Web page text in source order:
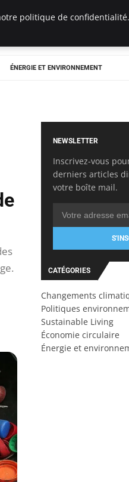
ÉNERGIE ET ENVIRONNEMENT
NEWSLETTER
Inscrivez-vous
derniers articles
votre boîte mail.
CATÉGORIES
Changements
Politiques
Sustainable Living
Économie circulaire
Énergie et
politique de confidentialité.